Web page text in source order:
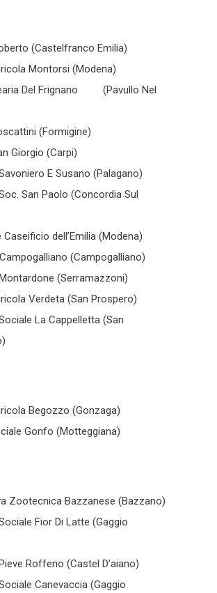
(Castelfranco Emilia)
Montorsi (Modena)
Del Frignano (Pavullo Nel
(Formigine)
Giorgio (Carpi)
E Susano (Palagano)
San Paolo (Concordia Sul
dell’Emilia (Modena)
(Campogalliano)
(Serramazzoni)
Verdeta (San Prospero)
La Cappelletta (San
Begozzo (Gonzaga)
Gonfo (Motteggiana)
Zootecnica Bazzanese (Bazzano)
Fior Di Latte (Gaggio
Roffeno (Castel D’aiano)
Canevaccia (Gaggio